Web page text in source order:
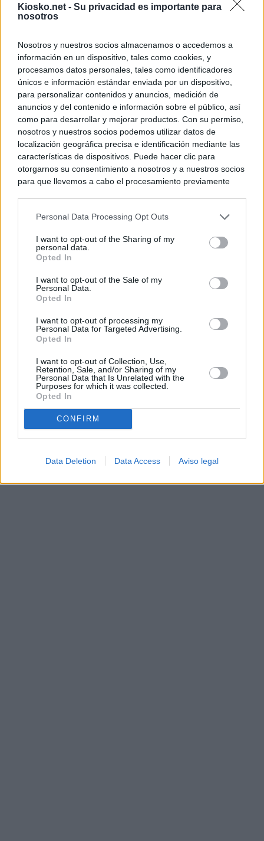
Kiosko.net - Su privacidad es importante para
nosotros
Nosotros y nuestros socios almacenamos o accedemos a
información en un dispositivo, tales como cookies, y
procesamos datos personales, tales como identificadores
únicos e información estándar enviada por un dispositivo,
para personalizar contenidos y anuncios, medición de
anuncios y del contenido e información sobre el público, así
como para desarrollar y mejorar productos. Con su permiso,
nosotros y nuestros socios podemos utilizar datos de
localización geográfica precisa e identificación mediante las
características de dispositivos. Puede hacer clic para
otorgarnos su consentimiento a nosotros y a nuestros socios
para que llevemos a cabo el procesamiento previamente
negar su consentimiento. Tenga en cuenta que algún
de su consentimiento, pero usted tiene el derecho de
rechazar tal procesamiento. Sus preferencias se aplicarán
cualquier momento entrando de nuevo en este sitio web o
visitando nuestra política de privacidad.
Personal Data Processing Opt Outs
I want to opt-out of the Sharing of my
personal data.
Opted In
I want to opt-out of the Sale of my
Personal Data.
Opted In
I want to opt-out of processing my
Personal Data for Targeted Advertising.
Opted In
I want to opt-out of Collection, Use,
Retention, Sale, and/or Sharing of my
Personal Data that Is Unrelated with the
Purposes for which it was collected.
Opted In
CONFIRM
Data Deletion Data Access Aviso legal